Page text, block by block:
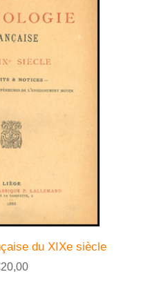
du XIXe siècle